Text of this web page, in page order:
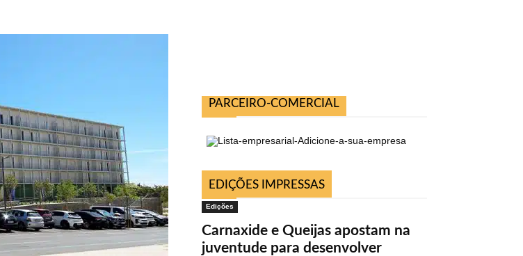
PARCEIRO-COMERCIAL
EDIÇÕES IMPRESSAS
Edições
Carnaxide e Queijas apostam na
juventude para desenvolver